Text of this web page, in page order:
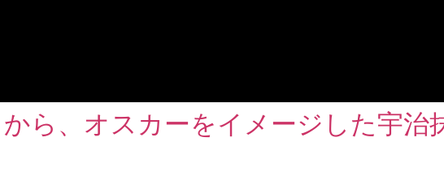
ら、オスカーをイメージした宇治